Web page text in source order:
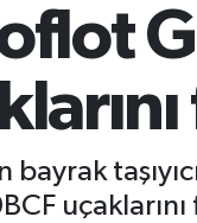
bayrak